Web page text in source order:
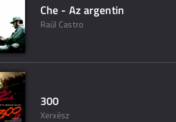
Che - Az argentin
Raúl Castro
300
Xerxész